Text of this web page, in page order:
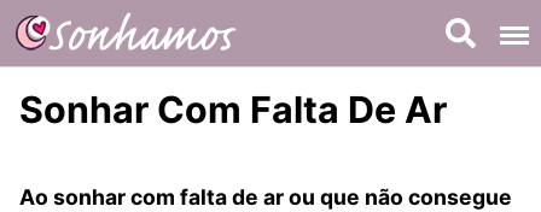
Skip
to
content
Sonhar Com Falta De Ar
Ao sonhar com falta de ar ou que não consegue